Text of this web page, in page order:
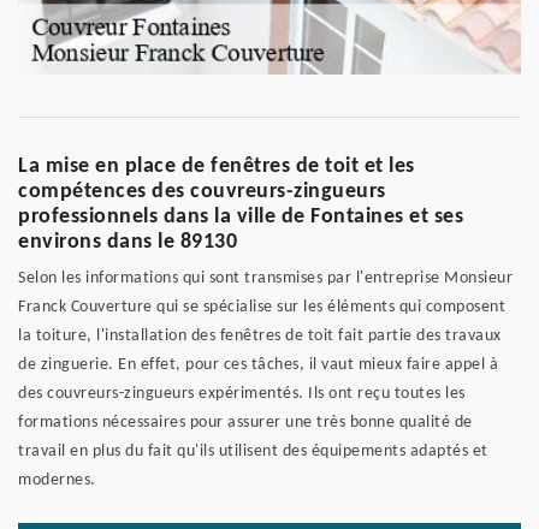
La mise en place de fenêtres de toit et les
compétences des couvreurs-zingueurs
professionnels dans la ville de Fontaines et ses
environs dans le 89130
Selon les informations qui sont transmises par l'entreprise Monsieur
Franck Couverture qui se spécialise sur les éléments qui composent
la toiture, l'installation des fenêtres de toit fait partie des travaux
de zinguerie. En effet, pour ces tâches, il vaut mieux faire appel à
des couvreurs-zingueurs expérimentés. Ils ont reçu toutes les
formations nécessaires pour assurer une très bonne qualité de
travail en plus du fait qu'ils utilisent des équipements adaptés et
modernes.